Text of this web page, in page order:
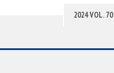
2024 VOL. 70